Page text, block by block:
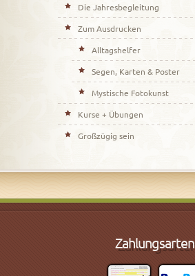
Die Jahresbegleitung
Zum Ausdrucken
Alltagshelfer
Segen, Karten & Poster
Mystische Fotokunst
Kurse + Übungen
Großzügig sein
Zahlungsarten